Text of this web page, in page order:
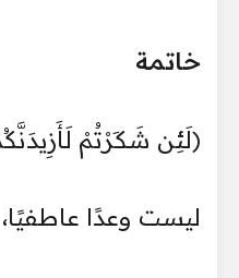
خاتمة
﴿لَئِن شَكَرْتُمْ
ليست وعدًا عاطفيًا،